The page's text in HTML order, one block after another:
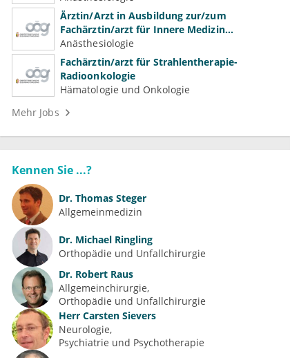
Ärztin/Arzt in Ausbildung zur/zum
Fachärztin/arzt für Innere Medizin
(Kardiologie, Nephrologie, Intensivmedizin)
Anästhesiologie
Fachärztin/arzt für Strahlentherapie-
Radioonkologie
Hämatologie und Onkologie
Mehr Jobs
Kennen Sie ...?
Dr. Thomas Steger
Allgemeinmedizin
Dr. Michael Ringling
Orthopädie und Unfallchirurgie
Dr. Robert Raus
Allgemeinchirurgie
Orthopädie und Unfallchirurgie
Herr Carsten Sievers
Neurologie
Psychiatrie und Psychotherapie